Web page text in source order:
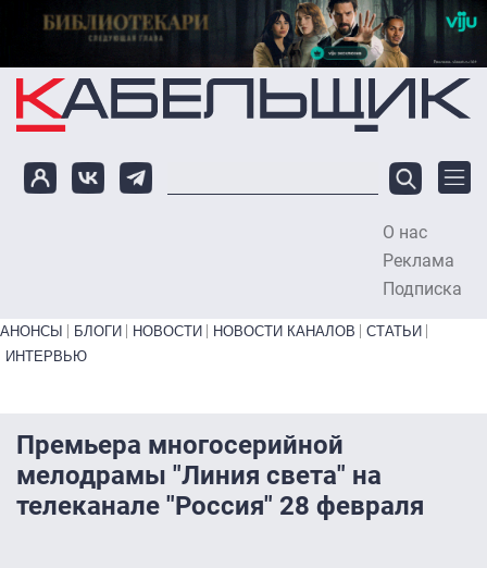
Перейти к основному содержанию
О нас
Реклама
Подписка
Primary links bottom
АНОНСЫ БЛОГИ НОВОСТИ НОВОСТИ КАНАЛОВ
СТАТЬИ
ИНТЕРВЬЮ
Премьера многосерийной
мелодрамы "Линия света" на
телеканале "Россия" 28 февраля